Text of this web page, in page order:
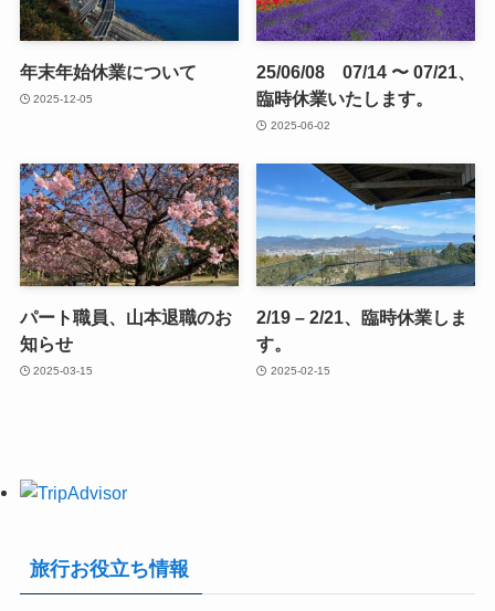
年末年始休業について
2025-12-05
25/06/08 07/14 〜 07/21、
臨時休業いたします。
2025-06-02
パート職員、山本退職のお
知らせ
2025-03-15
2/19 – 2/21、臨時休業しま
す。
2025-02-15
旅行お役立ち情報